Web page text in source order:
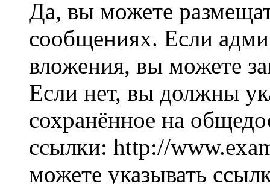
Да, вы можете
сообщениях. Если
вложения, вы можете
Если нет, вы должны
сохранённое на
ссылки: http://
можете указывать